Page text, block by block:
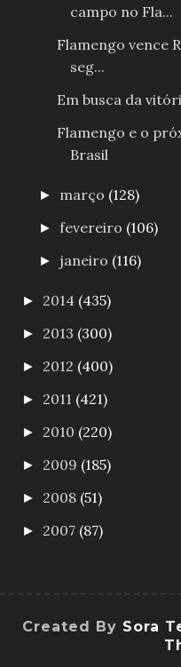
campo no Fla...
Flamengo vence
seg...
Em busca da
Flamengo e o
Brasil
► março (128)
►fevereiro (106)
► janeiro (116)
► 2014 (435)
► 2013 (300)
► 2012 (400)
► 2011 (421)
► 2010 (220)
► 2009 (185)
► 2008 (51)
► 2007 (87)
Created By Sora